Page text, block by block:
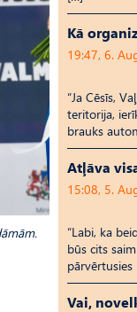
Kā
19:47, 6.
“Ja Cēsīs,
teritorija,
brauks
Atļāva
15:08, 5.
“Labi, ka
būs cits
Vai,